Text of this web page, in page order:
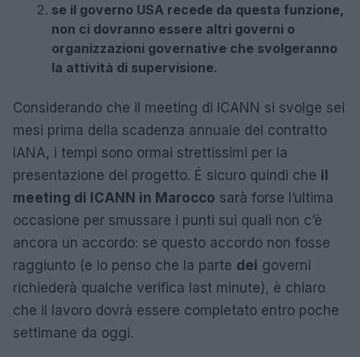
se il governo USA recede da questa funzione,
non ci dovranno essere altri governi o
organizzazioni governative che svolgeranno
la attività di supervisione.
Considerando che il meeting di ICANN si svolge sei
mesi prima della scadenza annuale del contratto
IANA, i tempi sono ormai strettissimi per la
presentazione del progetto. É sicuro quindi che il
meeting di ICANN in Marocco sarà forse l’ultima
occasione per smussare i punti sui quali non c’è
ancora un accordo: se questo accordo non fosse
raggiunto (e io penso che la parte dei governi
richiederà qualche verifica last minute), è chiaro
che il lavoro dovrà essere completato entro poche
settimane da oggi.